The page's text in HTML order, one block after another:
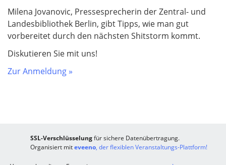
Milena Jovanovic, Pressesprecherin der Zentral- und
Landesbibliothek Berlin, gibt Tipps, wie man gut
vorbereitet durch den nächsten Shitstorm kommt.
Diskutieren Sie mit uns!
Zur Anmeldung »
SSL-Verschlüsselungfür sichere Datenübertragung.
Organisiert miteveeno, der flexiblen Veranstaltungs-Plattform!